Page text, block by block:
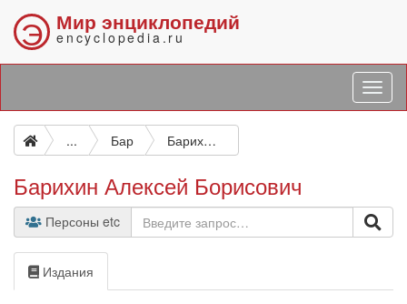
Э Мир энциклопедий
encyclopedia.ru
... Бар Барихин Алексей Борисович
Барихин Алексей Борисович
Персоны etc
Издания